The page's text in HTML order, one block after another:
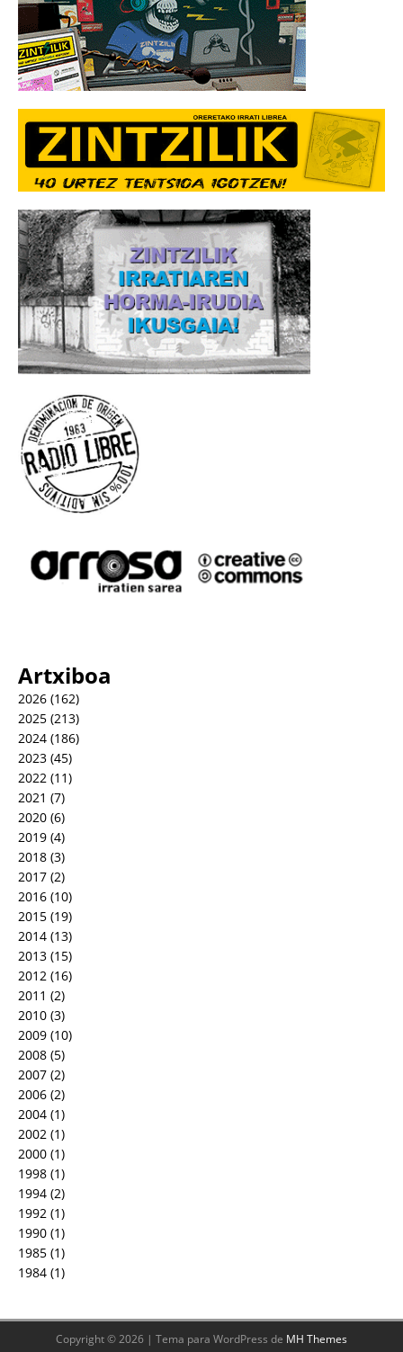
Artxiboa
2026 (162)
2025 (213)
2024 (186)
2023 (45)
2022 (11)
2021 (7)
2020 (6)
2019 (4)
2018 (3)
2017 (2)
2016 (10)
2015 (19)
2014 (13)
2013 (15)
2012 (16)
2011 (2)
2010 (3)
2009 (10)
2008 (5)
2007 (2)
2006 (2)
2004 (1)
2002 (1)
2000 (1)
1998 (1)
1994 (2)
1992 (1)
1990 (1)
1985 (1)
1984 (1)
Copyright © 2026 | Tema para WordPress de MH Themes